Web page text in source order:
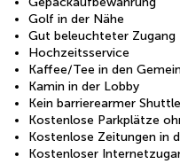
Golf in der Nähe
Gut beleuchteter Zugang
Hochzeitsservice
Kaffee/Tee in den
Kamin in der Lobby
Kein barrierearmer Shuttle
Kostenlose Parkplätze
Kostenlose Zeitungen in
Kostenloser